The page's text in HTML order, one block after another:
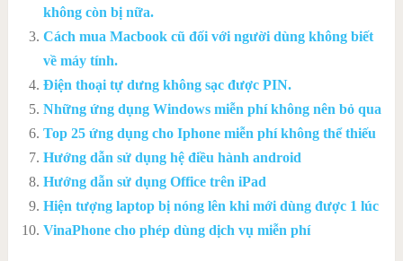
không còn bị nữa.
Cách mua Macbook cũ đối với người dùng không biết
về máy tính.
Điện thoại tự dưng không sạc được PIN.
Những ứng dụng Windows miễn phí không nên bỏ qua
Top 25 ứng dụng cho Iphone miễn phí không thể thiếu
Hướng dẫn sử dụng hệ điều hành android
Hướng dẫn sử dụng Office trên iPad
Hiện tượng laptop bị nóng lên khi mới dùng được 1 lúc
VinaPhone cho phép dùng dịch vụ miễn phí